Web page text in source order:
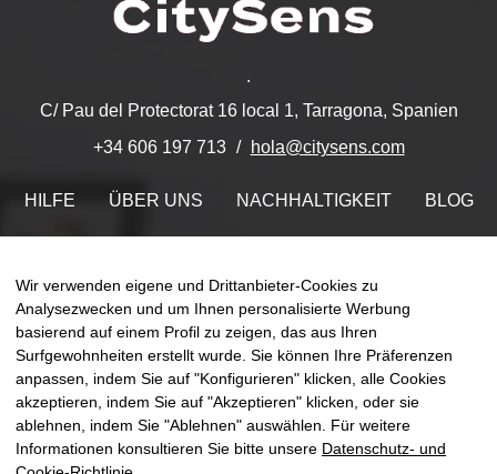
.
C/ Pau del Protectorat 16 local 1, Tarragona, Spanien
+34 606 197 713
hola@citysens.com
HILFE ÜBER UNS NACHHALTIGKEIT BLOG
Finden Sie uns auf
der
DE 0
Wir verwenden eigene und Drittanbieter-Cookies zu
Analysezwecken und um Ihnen personalisierte Werbung
basierend auf einem Profil zu zeigen, das aus Ihren
Surfgewohnheiten erstellt wurde. Sie können Ihre Präferenzen
anpassen, indem Sie auf "Konfigurieren" klicken, alle Cookies
akzeptieren, indem Sie auf "Akzeptieren" klicken, oder sie
ablehnen, indem Sie "Ablehnen" auswählen. Für weitere
Informationen konsultieren Sie bitte unsere Datenschutz- und